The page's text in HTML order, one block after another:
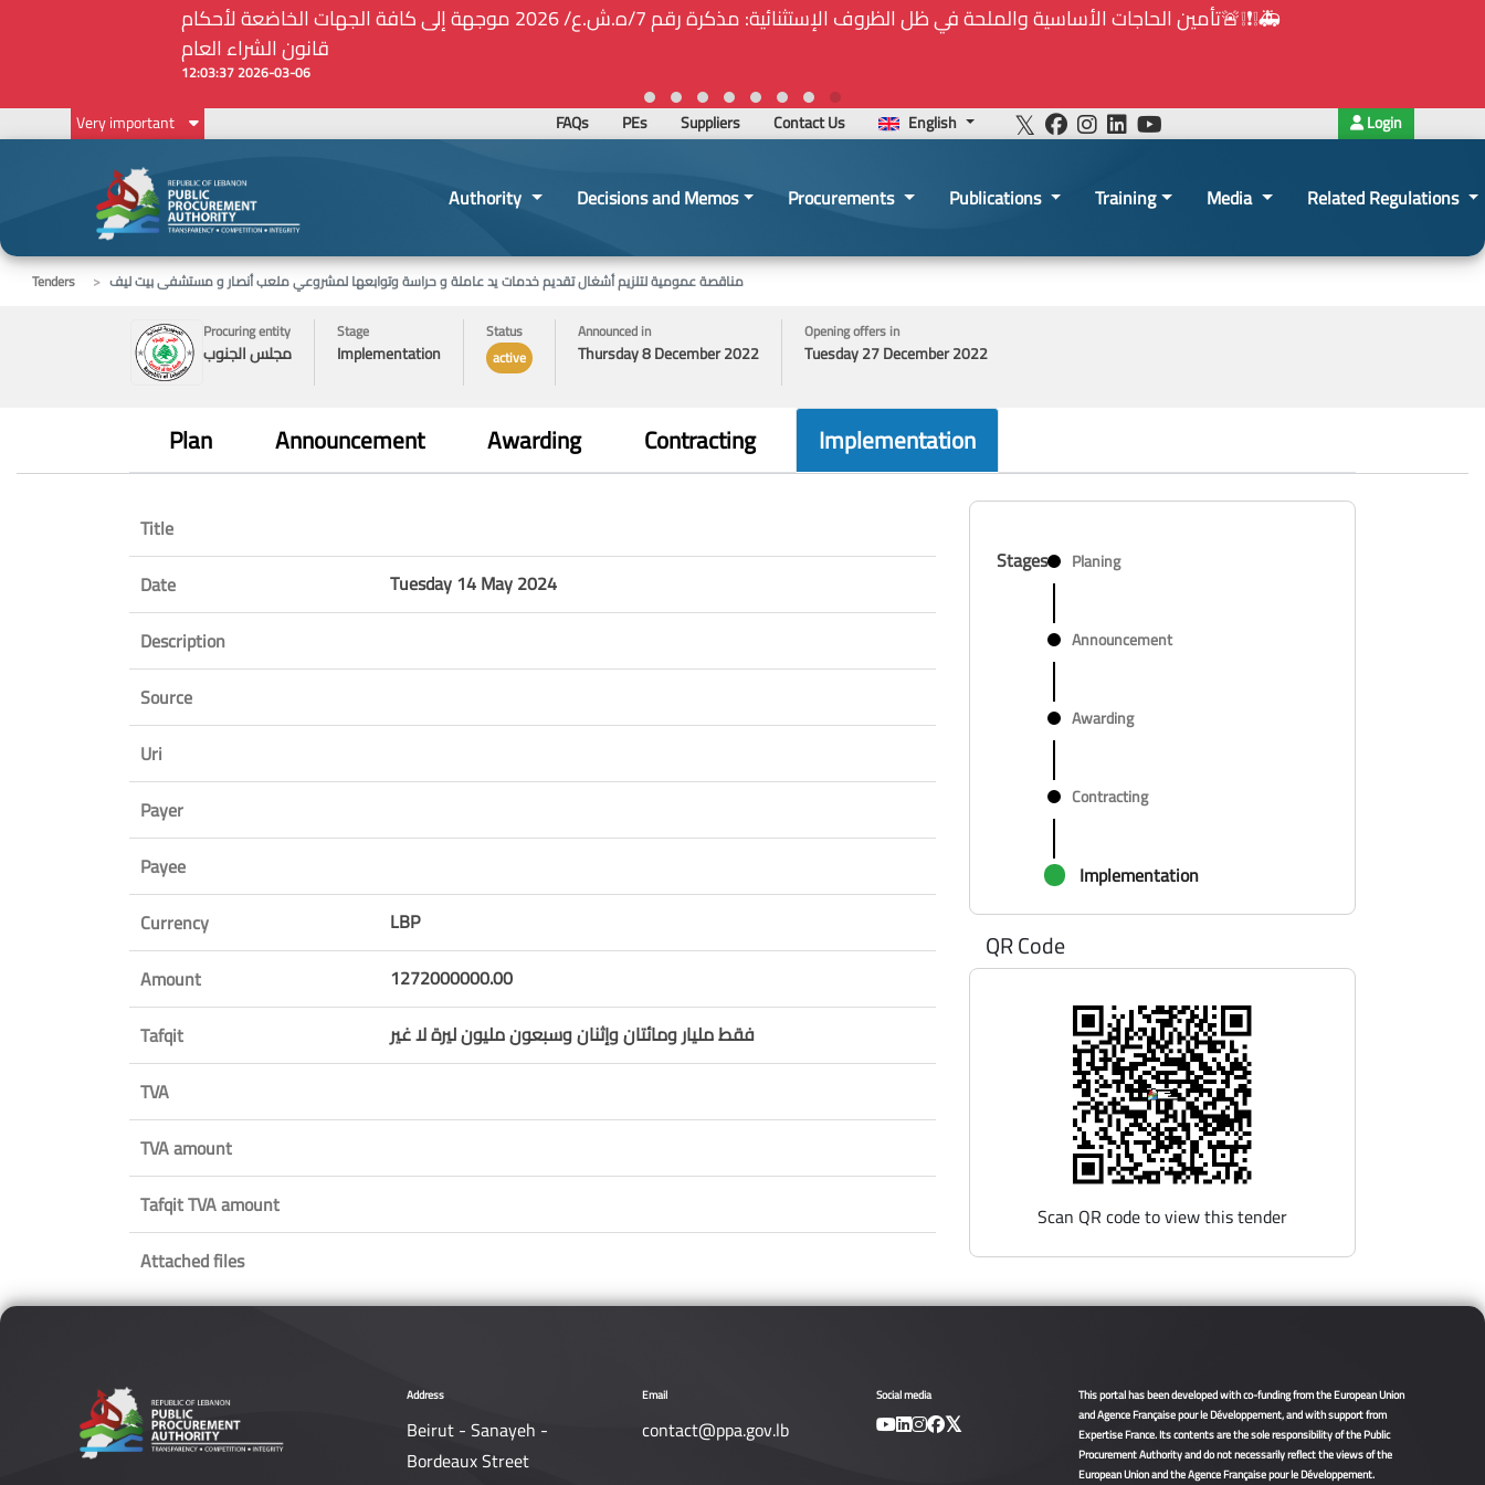
🚑❕❗❕🚨تأمين الحاجات الأساسية والملحة في ظل الظروف الإستثنائية: مذكرة رقم 7/ه.ش.ع/ 2026 موجهة إلى كافة الجهات الخاضعة لأحكام
قانون الشراء العام
2026-03-06 12:03:37
Very important FAQs PEs Suppliers Contact Us English Login
Authority Decisions and Memos Procurements Publications Training Media Related Regulations
Tenders
مناقصة عمومية لتلزيم أشغال تقديم خدمات يد عاملة و حراسة وتوابعها لمشروعي ملعب أنصار و مستشفى بيت ليف
Procuring entity
مجلس الجنوب
Stage
Implementation
Status
active
Announced in
Thursday 8 December 2022
Opening offers in
Tuesday 27 December 2022
Plan Announcement Awarding Contracting Implementation
Title
Date
Tuesday 14 May 2024
Description
Source
Uri
Payer
Payee
Currency
LBP
Amount
1272000000.00
Tafqit
فقط مليار ومائتان وإثنان وسبعون مليون ليرة لا غير
TVA
TVA amount
Tafqit TVA amount
Attached files
Stages Planing
Announcement
Awarding
Contracting
Implementation
QR Code
Scan QR code to view this tender
Address
Beirut - Sanayeh -
Bordeaux Street
Email
contact@ppa.gov.lb
Social media
This portal has been developed with co-funding from the European Union
and Agence Française pour le Développement, and with support from
Expertise France. Its contents are the sole responsibility of the Public
Procurement Authority and do not necessarily reflect the views of the
European Union and the Agence Française pour le Développement.